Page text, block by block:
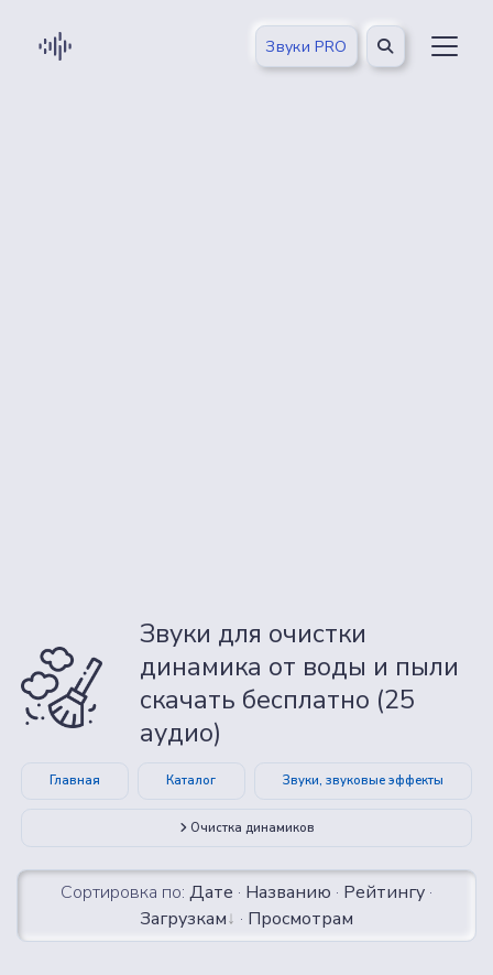
Звуки PRO
Звуки для очистки
динамика от воды и пыли
скачать бесплатно (25
аудио)
Главная Каталог Звуки, звуковые эффекты
Очистка динамиков
Сортировка по: Дате · Названию · Рейтингу ·
Загрузкам
· Просмотрам